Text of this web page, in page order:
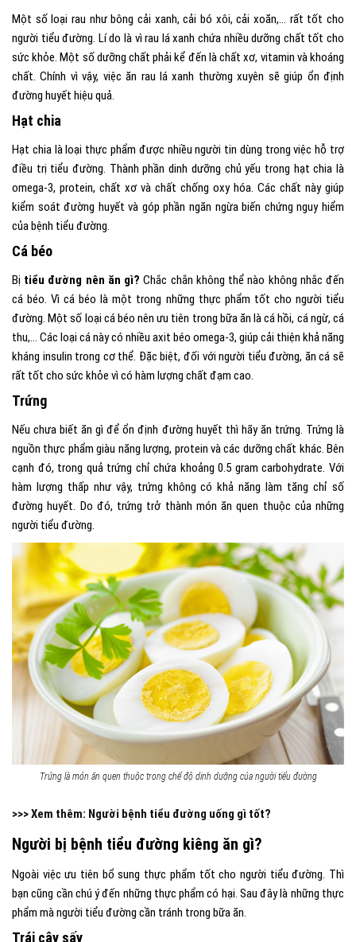
Một số loại rau như bông cải xanh, cải bó xôi, cải xoăn,… rất tốt cho
người tiểu đường. Lí do là vì rau lá xanh chứa nhiều dưỡng chất tốt cho
sức khỏe. Một số dưỡng chất phải kể đến là chất xơ, vitamin và khoáng
chất. Chính vì vậy, việc ăn rau lá xanh thường xuyên sẽ giúp ổn định
đường huyết hiệu quả.
Hạt chia
Hạt chia là loại thực phẩm được nhiều người tin dùng trong việc hỗ trợ
điều trị tiểu đường. Thành phần dinh dưỡng chủ yếu trong hạt chia là
omega-3, protein, chất xơ và chất chống oxy hóa. Các chất này giúp
kiểm soát đường huyết và góp phần ngăn ngừa biến chứng nguy hiểm
của bệnh tiểu đường.
Cá béo
Bị tiểu đường nên ăn gì? Chắc chắn không thể nào không nhắc đến
cá béo. Vì cá béo là một trong những thực phẩm tốt cho người tiểu
đường. Một số loại cá béo nên ưu tiên trong bữa ăn là cá hồi, cá ngừ, cá
thu,… Các loại cá này có nhiều axit béo omega-3, giúp cải thiện khả năng
kháng insulin trong cơ thể. Đặc biệt, đối với người tiểu đường, ăn cá sẽ
rất tốt cho sức khỏe vì có hàm lượng chất đạm cao.
Trứng
Nếu chưa biết ăn gì để ổn định đường huyết thì hãy ăn trứng. Trứng là
nguồn thực phẩm giàu năng lượng, protein và các dưỡng chất khác. Bên
cạnh đó, trong quả trứng chỉ chứa khoảng 0.5 gram carbohydrate. Với
hàm lượng thấp như vậy, trứng không có khả năng làm tăng chỉ số
đường huyết. Do đó, trứng trở thành món ăn quen thuộc của những
người tiểu đường.
Trứng là món ăn quen thuộc trong chế độ dinh dưỡng của người tiểu đường
>>> Xem thêm: Người bệnh tiểu đường uống gì tốt?
Người bị bệnh tiểu đường kiêng ăn gì?
Ngoài việc ưu tiên bổ sung thực phẩm tốt cho người tiểu đường. Thì
bạn cũng cần chú ý đến những thực phẩm có hại. Sau đây là những thực
phẩm mà người tiểu đường cần tránh trong bữa ăn.
Trái cây sấy